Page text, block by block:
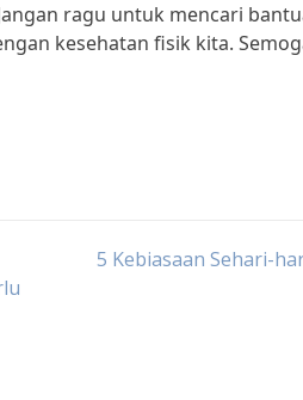
ragu untuk mencari
kesehatan fisik kita.
5 Kebiasaan Sehari-